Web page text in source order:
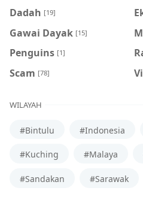
Dadah [19]
Gawai Dayak [15]
Penguins [1]
Scam [78]
WILAYAH
#Bintulu #Indonesia
#Kuching #Malaya
#Sandakan #Sarawak